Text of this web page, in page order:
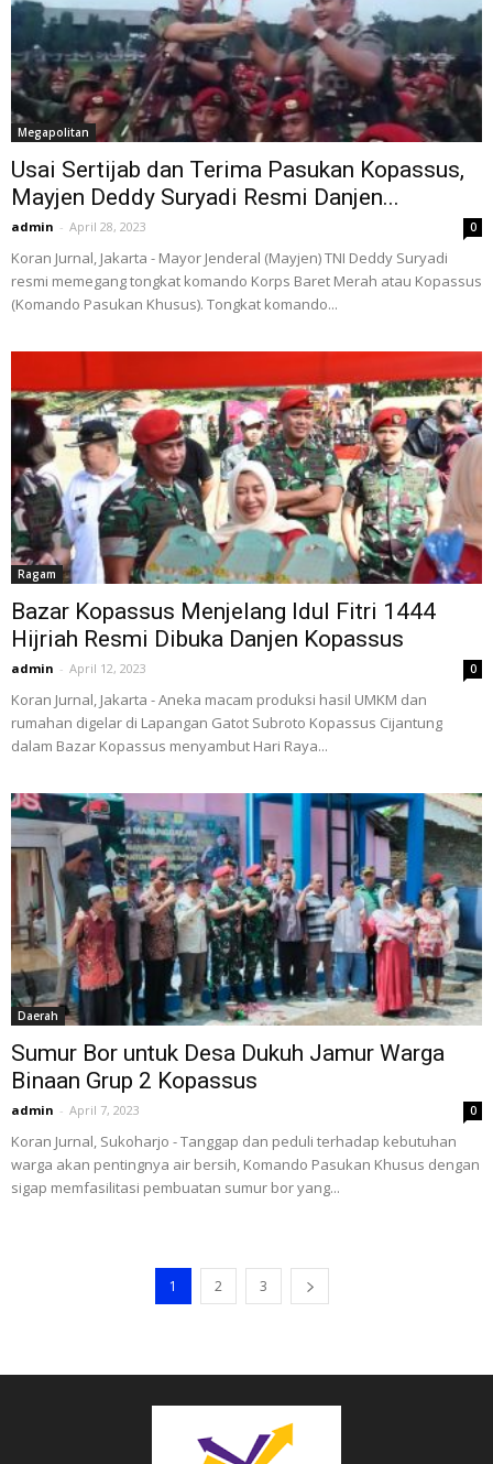
Megapolitan
Usai Sertijab dan Terima Pasukan Kopassus,
Mayjen Deddy Suryadi Resmi Danjen...
admin - April 28, 2023 0
Koran Jurnal, Jakarta - Mayor Jenderal (Mayjen) TNI Deddy Suryadi
resmi memegang tongkat komando Korps Baret Merah atau Kopassus
(Komando Pasukan Khusus). Tongkat komando...
Ragam
Bazar Kopassus Menjelang Idul Fitri 1444
Hijriah Resmi Dibuka Danjen Kopassus
admin - April 12, 2023 0
Koran Jurnal, Jakarta - Aneka macam produksi hasil UMKM dan
rumahan digelar di Lapangan Gatot Subroto Kopassus Cijantung
dalam Bazar Kopassus menyambut Hari Raya...
Daerah
Sumur Bor untuk Desa Dukuh Jamur Warga
Binaan Grup 2 Kopassus
admin - April 7, 2023 0
Koran Jurnal, Sukoharjo - Tanggap dan peduli terhadap kebutuhan
warga akan pentingnya air bersih, Komando Pasukan Khusus dengan
sigap memfasilitasi pembuatan sumur bor yang...
1 2 3